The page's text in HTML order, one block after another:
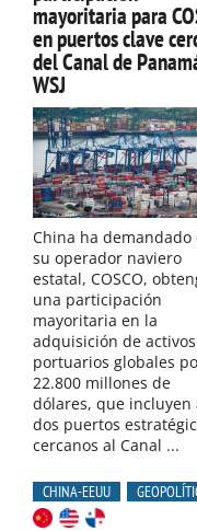
mayoritaria para
en puertos clave
del Canal de
WSJ
China ha demandado
su operador naviero
estatal, COSCO,
una participación
mayoritaria en la
adquisición de activos
portuarios globales
22.800 millones de
dólares, que incluyen
dos puertos
cercanos al Canal ...
CHINA-EEUU